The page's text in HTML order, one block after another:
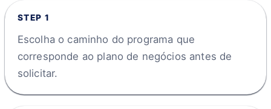
STEP1
Escolha o caminho do programa que
corresponde ao plano de negócios antes de
solicitar.